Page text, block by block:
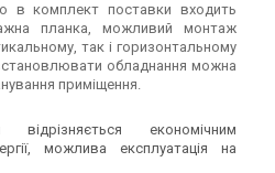
в комплект поставки входить
планка, можливий монтаж
так і горизонтальному
обладнання можна
приміщення.
відрізняється економічним
можлива експлуатація на